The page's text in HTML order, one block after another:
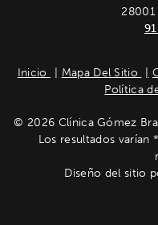
28001
Inicio Mapa Del Sitio
Política
© 2026 Clínica Gómez
Los resultados varían
Diseño del sitio